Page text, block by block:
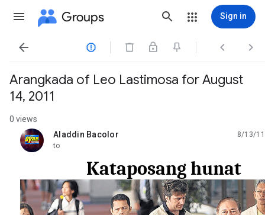
Groups Sign in
   
Arangkada of Leo Lastimosa for August
14, 2011
0 views
Aladdin Bacolor
unread,
8/13/11
to
Kataposang hunat